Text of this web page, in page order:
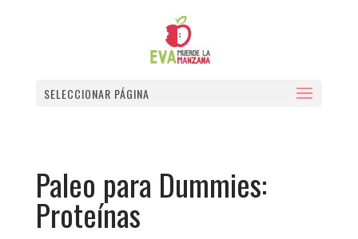
SELECCIONAR PÁGINA
Paleo para Dummies:
Proteínas